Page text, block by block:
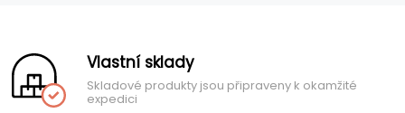
Vlastní sklady
Skladové produkty jsou připraveny k okamžité
expedici